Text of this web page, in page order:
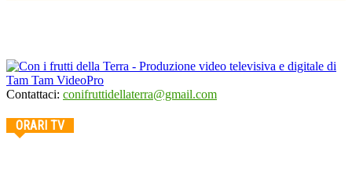
Contattaci: conifruttidellaterra@gmail.com
ORARI TV